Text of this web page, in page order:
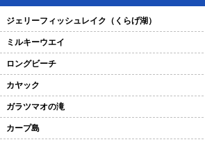
ジェリーフィッシュレイク（くらげ湖）
ミルキーウエイ
ロングビーチ
カヤック
ガラツマオの滝
カープ島